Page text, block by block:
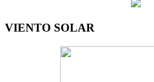
VIENTO SOLAR